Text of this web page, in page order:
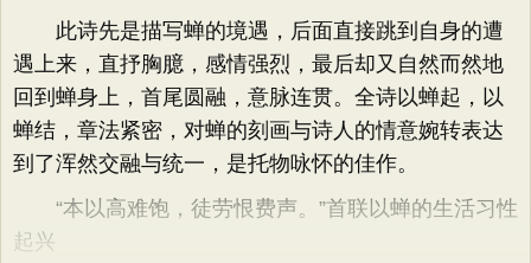
此诗先是描写蝉的境遇，后面直接跳到自身的遭
遇上来，直抒胸臆，感情强烈，最后却又自然而然地
回到蝉身上，首尾圆融，意脉连贯。全诗以蝉起，以
蝉结，章法紧密，对蝉的刻画与诗人的情意婉转表达
到了浑然交融与统一，是托物咏怀的佳作。
“本以高难饱，徒劳恨费声。”首联以蝉的生活习性
起兴